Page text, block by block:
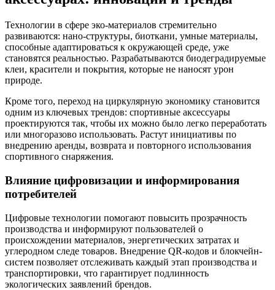
Технологии в сфере эко-материалов стремительно
развиваются: нано-структуры, биоткани, умные материалы,
способные адаптироваться к окружающей среде, уже
становятся реальностью. Разрабатываются биодеградируемые
клеи, красители и покрытия, которые не наносят урон
природе.
Кроме того, переход на циркулярную экономику становится
одним из ключевых трендов: спортивные аксессуары
проектируются так, чтобы их можно было легко переработать
или многоразово использовать. Растут инициативы по
внедрению аренды, возврата и повторного использования
спортивного снаряжения.
Влияние цифровизации и информирования
потребителей
Цифровые технологии помогают повысить прозрачность
производства и информируют пользователей о
происхождении материалов, энергетических затратах и
углеродном следе товаров. Внедрение QR-кодов и блокчейн-
систем позволяет отслеживать каждый этап производства и
транспортировки, что гарантирует подлинность
экологических заявлений брендов.